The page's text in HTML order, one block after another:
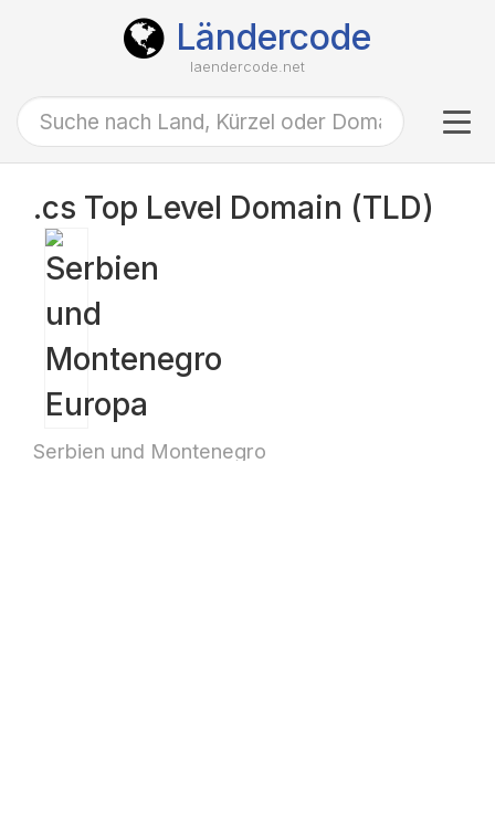
Ländercode
laendercode.net
.cs Top Level Domain (TLD)
Serbien und Montenegro